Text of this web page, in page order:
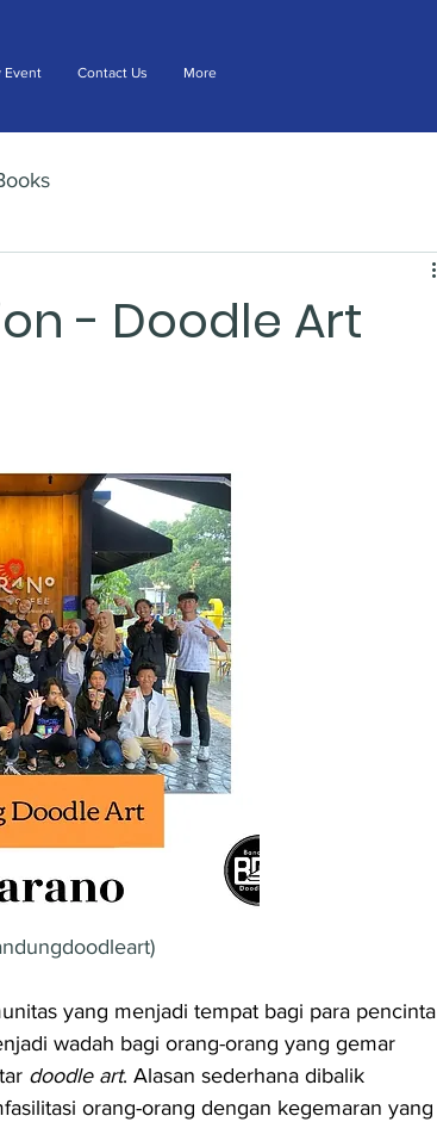
Event Contact Us More
- Doodle Art
yang menjadi tempat bagi para pencinta
wadah bagi orang-orang yang gemar
doodle art. Alasan sederhana dibalik
orang-orang dengan kegemaran yang